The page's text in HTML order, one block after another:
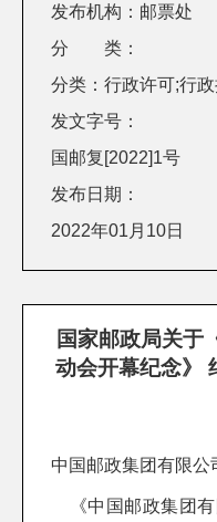
发布机构：邮票处
分 类：
分类：行政许可;行
发文字号：
国邮复[2022]1号
发布日期：
2022年01月10日
国家邮政局关于
动会开幕纪念》
中国邮政集团有限公
《中国邮政集团有